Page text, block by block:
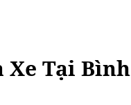
Xe Tại Bình